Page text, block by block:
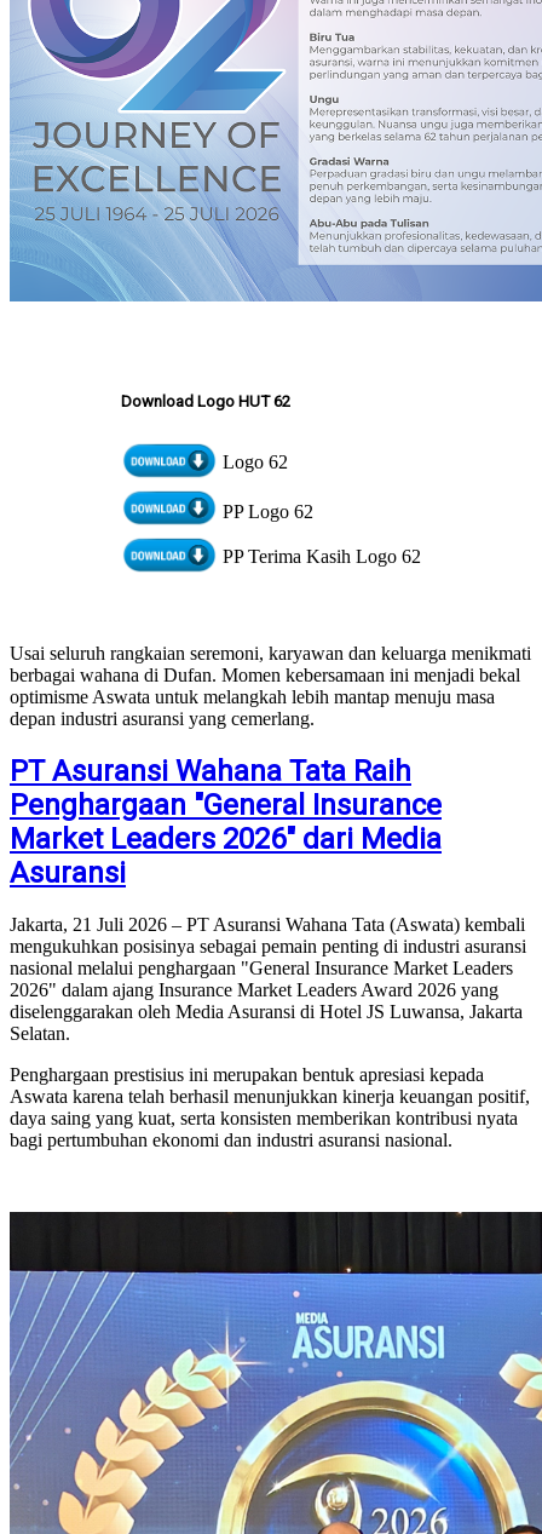
Download Logo HUT 62
Logo 62
PP Logo 62
PP Terima Kasih Logo 62
Usai seluruh rangkaian seremoni, karyawan dan keluarga menikmati
berbagai wahana di Dufan. Momen kebersamaan ini menjadi bekal
optimisme Aswata untuk melangkah lebih mantap menuju masa
depan industri asuransi yang cemerlang.
PT Asuransi Wahana Tata Raih
Penghargaan "General Insurance
Market Leaders 2026" dari Media
Asuransi
Jakarta, 21 Juli 2026 – PT Asuransi Wahana Tata (Aswata) kembali
mengukuhkan posisinya sebagai pemain penting di industri asuransi
nasional melalui penghargaan "General Insurance Market Leaders
2026" dalam ajang Insurance Market Leaders Award 2026 yang
diselenggarakan oleh Media Asuransi di Hotel JS Luwansa, Jakarta
Selatan.
Penghargaan prestisius ini merupakan bentuk apresiasi kepada
Aswata karena telah berhasil menunjukkan kinerja keuangan positif,
daya saing yang kuat, serta konsisten memberikan kontribusi nyata
bagi pertumbuhan ekonomi dan industri asuransi nasional.